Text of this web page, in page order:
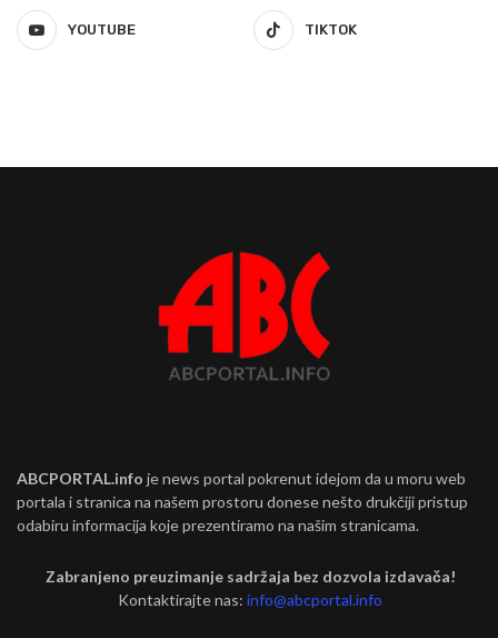
YOUTUBE TIKTOK
ABCPORTAL.info je news portal pokrenut idejom da u moru web
portala i stranica na našem prostoru donese nešto drukčiji pristup
odabiru informacija koje prezentiramo na našim stranicama.
Zabranjeno preuzimanje sadržaja bez dozvola izdavača!
Kontaktirajte nas:info@abcportal.info